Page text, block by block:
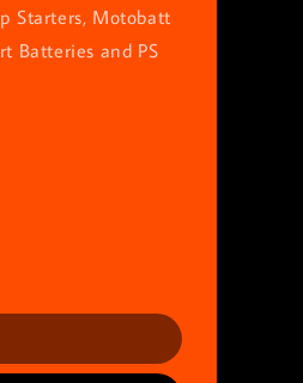
Starters, Motobatt
Batteries and PS